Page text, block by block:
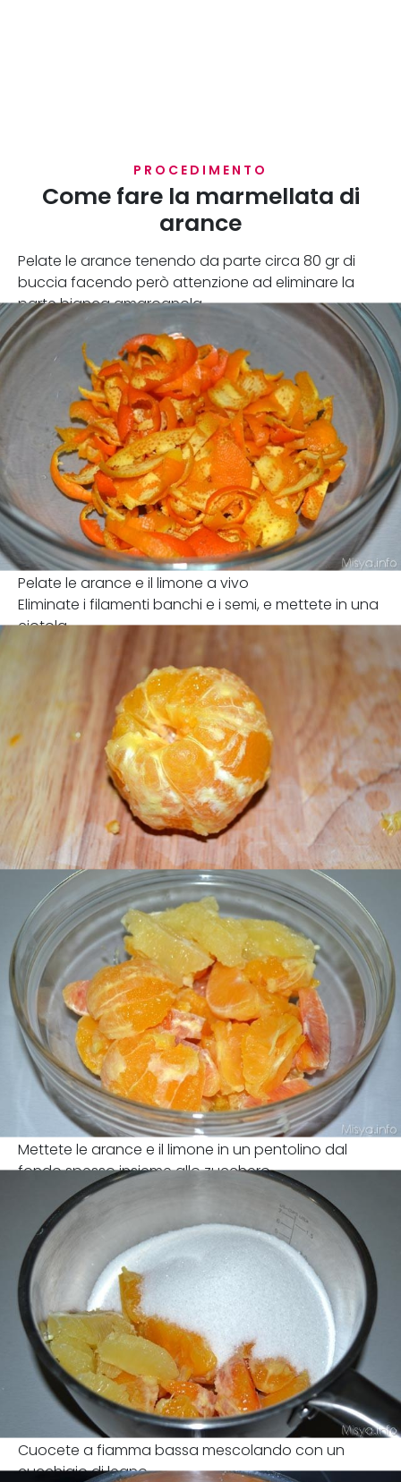
PROCEDIMENTO
Come fare la marmellata di
arance
Pelate le arance tenendo da parte circa 80 gr di
buccia facendo però attenzione ad eliminare la
parte bianca amarognola
Pelate le arance e il limone a vivo
Eliminate i filamenti banchi e i semi, e mettete in una
ciotola
Mettete le arance e il limone in un pentolino dal
fondo spesso insieme allo zucchero
Cuocete a fiamma bassa mescolando con un
cucchiaio di legno